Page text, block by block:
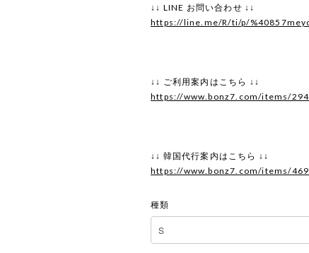
↓↓ LINE お問い合わせ ↓↓
https://line.me/R/ti/p/
↓↓ ご利用案内はこちら ↓↓
https://www.bonz7.com/items/
↓↓ 韓国代行案内はこちら ↓↓
https://www.bonz7.com/items/
種類